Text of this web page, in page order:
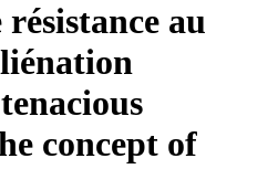
au
concept of